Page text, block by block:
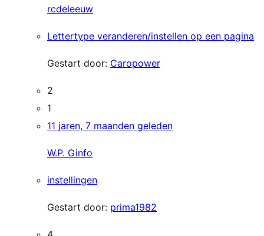
rcdeleeuw
Lettertype veranderen/instellen op een pagina
Gestart door: Caropower
2
1
11 jaren, 7 maanden geleden
W.P. Ginfo
instellingen
Gestart door: prima1982